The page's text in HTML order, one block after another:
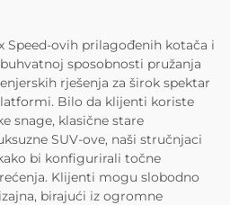
Speed-ovih prilagođenih kotača i
sposobnosti pružanja
rješenja za širok spektar
Bilo da klijenti koriste
snage, klasične stare
SUV-ove, naši stručnjaci
bi konfigurirali točne
Klijenti mogu slobodno
birajući iz ogromne